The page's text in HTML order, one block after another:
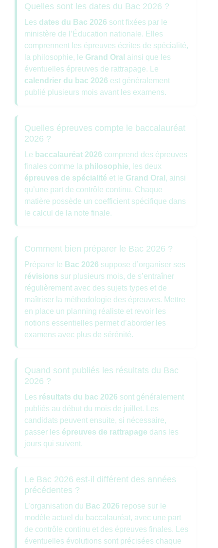
Quelles sont les dates du Bac 2026 ?
Les dates du Bac 2026 sont fixées par le
ministère de l’Éducation nationale. Elles
comprennent les épreuves écrites de spécialité,
la philosophie, le Grand Oral ainsi que les
éventuelles épreuves de rattrapage. Le
calendrier du bac 2026 est généralement
publié plusieurs mois avant les examens.
Quelles épreuves compte le baccalauréat
2026 ?
Le baccalauréat 2026 comprend des épreuves
finales comme la philosophie, les deux
épreuves de spécialité et le Grand Oral , ainsi
qu’une part de contrôle continu. Chaque
matière possède un coefficient spécifique dans
le calcul de la note finale.
Comment bien préparer le Bac 2026 ?
Préparer le Bac 2026 suppose d’organiser ses
révisions sur plusieurs mois, de s’entraîner
régulièrement avec des sujets types et de
maîtriser la méthodologie des épreuves. Mettre
en place un planning réaliste et revoir les
notions essentielles permet d’aborder les
examens avec plus de sérénité.
Quand sont publiés les résultats du Bac
2026 ?
Les résultats du bac 2026 sont généralement
publiés au début du mois de juillet. Les
candidats peuvent ensuite, si nécessaire,
passer les épreuves de rattrapage dans les
jours qui suivent.
Le Bac 2026 est-il différent des années
précédentes ?
L’organisation du Bac 2026 repose sur le
modèle actuel du baccalauréat, avec une part
de contrôle continu et des épreuves finales. Les
éventuelles évolutions sont précisées chaque